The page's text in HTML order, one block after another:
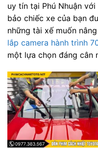
uy tín tại Phú Nhuận
bảo chiếc xe của bạn
những tài xế muốn
lắp camera hành trình
một lựa chọn đáng cân